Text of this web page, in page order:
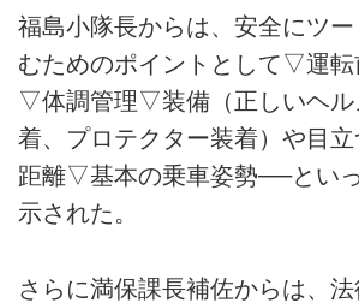
福島小隊長からは、安全にツ
むためのポイントとして▽運転
▽体調管理▽装備（正しいヘル
着、プロテクター装着）や目
距離▽基本の乗車姿勢──とい
示された。
さらに満保課長補佐からは、